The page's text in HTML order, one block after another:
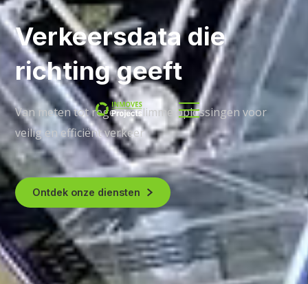
Verkeersdata die
richting geeft
Van meten tot regelen, slimme oplossingen voor
veilig en efficiënt verkeer
Ontdek onze diensten